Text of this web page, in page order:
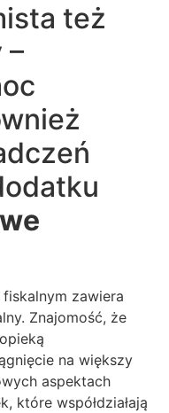
też
–
zawiera
Znajomość, że
na większy
aspektach
które współdziałają